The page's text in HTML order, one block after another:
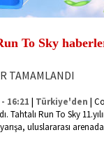
To Sky
TAMAMLANDI
16:21 | Türkiye'den |
Tahtalı Run To Sky
uluslararası